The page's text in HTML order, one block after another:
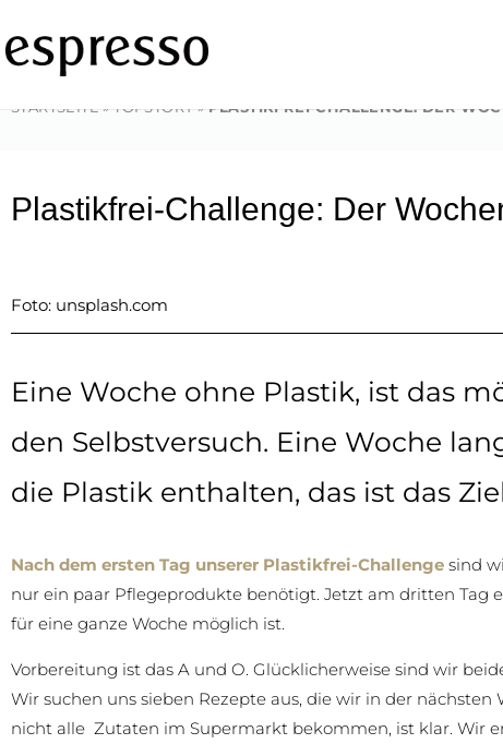
Inhalt
springen
STARTSEITE » TOPSTORY » PLASTIKFREI-CHALLENGE: DER
Plastikfrei-Challenge: Der
Foto: unsplash.com
Eine Woche ohne Plastik, ist das
den Selbstversuch. Eine Woche
die Plastik enthalten, das ist das
Nach dem ersten Tag unserer Plastikfrei-Challenge sind
nur ein paar Pflegeprodukte benötigt. Jetzt am dritten Tag
für eine ganze Woche möglich ist.
Vorbereitung ist das A und O. Glücklicherweise sind wir
Wir suchen uns sieben Rezepte aus, die wir in der
nicht alle Zutaten im Supermarkt bekommen, ist klar. Wir